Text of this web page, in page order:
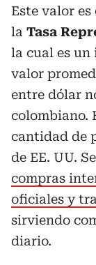
Este valor
la Tasa
la cual es un
valor
entre dólar
colombiano.
cantidad de
de EE. UU.
compras
oficiales y
sirviendo
diario.